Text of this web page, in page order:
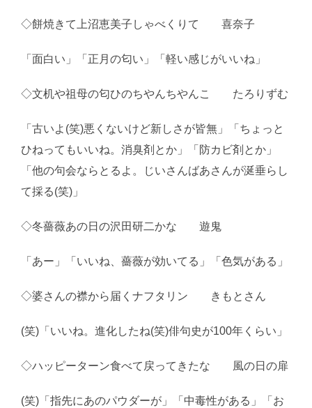
◇餅焼きて上沼恵美子しゃべくりて 喜奈子
「面白い」「正月の匂い」「軽い感じがいいね」
◇文机や祖母の匂ひのちやんちやんこ たろりずむ
「古いよ(笑)悪くないけど新しさが皆無」「ちょっと
ひねってもいいね。消臭剤とか」「防カビ剤とか」
「他の句会ならとるよ。じいさんばあさんが涎垂らし
て採る(笑)」
◇冬薔薇あの日の沢田研二かな 遊鬼
「あー」「いいね、薔薇が効いてる」「色気がある」
◇婆さんの襟から届くナフタリン きもとさん
(笑)「いいね。進化したね(笑)俳句史が100年くらい」
◇ハッピーターン食べて戻ってきたな 風の日の扉
(笑)「指先にあのパウダーが」「中毒性がある」「お